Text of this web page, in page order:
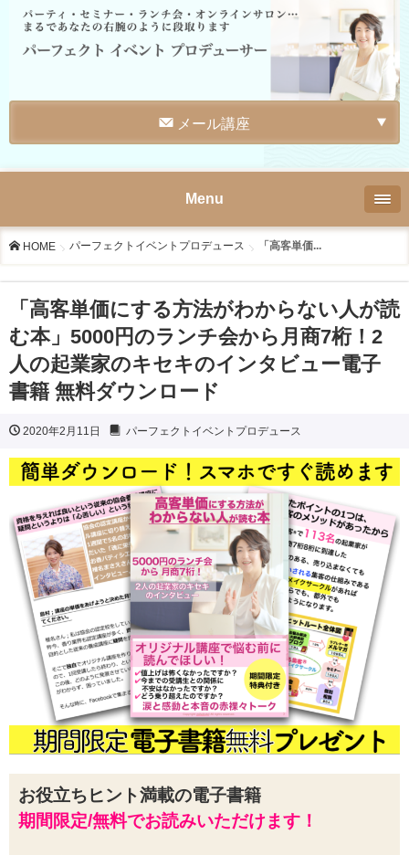
メール講座
Menu
HOME パーフェクトイベントプロデュース 「高客単価...
「高客単価にする方法がわからない人が読
む本」5000円のランチ会から月商7桁！2
人の起業家のキセキのインタビュー電子
書籍 無料ダウンロード
2020年2月11日 パーフェクトイベントプロデュース
お役立ちヒント満載の電子書籍
期間限定/無料でお読みいただけます！